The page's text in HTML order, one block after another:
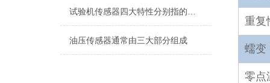
试验机传感器四大特性分别指的是什么？
油压传感器通常由三大部分组成
重复
蠕变
零点